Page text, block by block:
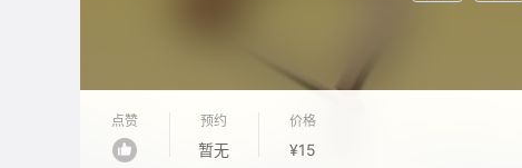
点赞 预约
暂无
价格
¥15